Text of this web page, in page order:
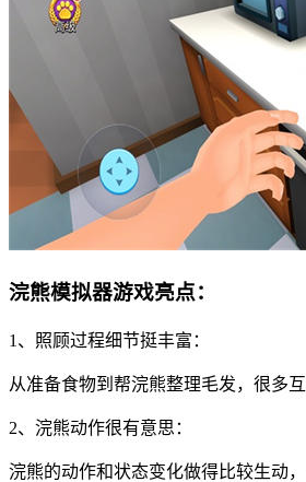
浣熊模拟器游戏亮点：
1、照顾过程细节挺丰富：
从准备食物到帮浣熊整理毛发，很多
2、浣熊动作很有意思：
浣熊的动作和状态变化做得比较生动